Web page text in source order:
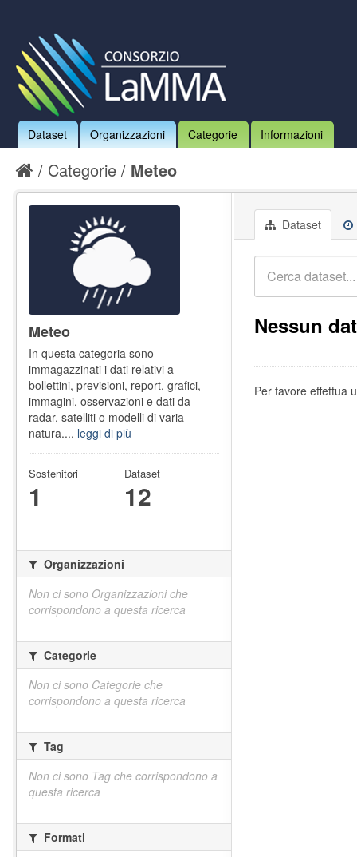
Dataset Organizzazioni Categorie Informazioni
Categorie Meteo
Dataset
Nessun
Per favore effettua
Meteo
In questa categoria sono
immagazzinati i dati relativi a
bollettini, previsioni, report, grafici,
immagini, osservazioni e dati da
radar, satelliti o modelli di varia
natura.... leggi di più
Sostenitori
1
Dataset
12
Organizzazioni
Non ci sono Organizzazioni che
corrispondono a questa ricerca
Categorie
Non ci sono Categorie che
corrispondono a questa ricerca
Tag
Non ci sono Tag che corrispondono a
questa ricerca
Formati